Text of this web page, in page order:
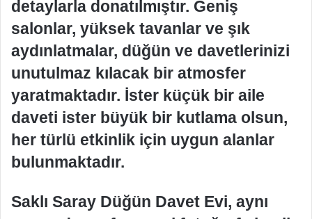
detaylarla donatılmıştır. Geniş
salonlar, yüksek tavanlar ve şık
aydınlatmalar, düğün ve davetlerinizi
unutulmaz kılacak bir atmosfer
yaratmaktadır. İster küçük bir aile
daveti ister büyük bir kutlama olsun,
her türlü etkinlik için uygun alanlar
bulunmaktadır.
Saklı Saray Düğün Davet Evi, aynı